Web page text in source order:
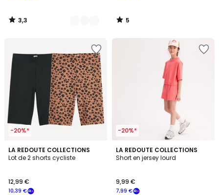
notre
programme
la
place
12,59
€.
3,3
/
5
/
-20%*
LA REDOUTE COLLECTIONS
Lot de 2 shorts cycliste
10,39 €
12,99 €
5
/
-20%*
LA REDOUTE COLLECTIONS
Short en jersey lourd
7,99 €
9,99 €
5
/
2
Couleurs